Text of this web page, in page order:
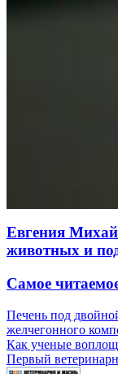
Евгения
животных и
Самое
Печень под
желчегонного
Как ученые
Первый